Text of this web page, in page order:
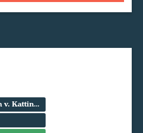
Parkeringspladsen v. Kattinge Værk